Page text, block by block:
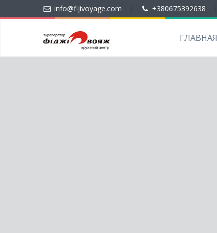
info@fijivoyage.com +380675392638
ГЛАВНАЯ